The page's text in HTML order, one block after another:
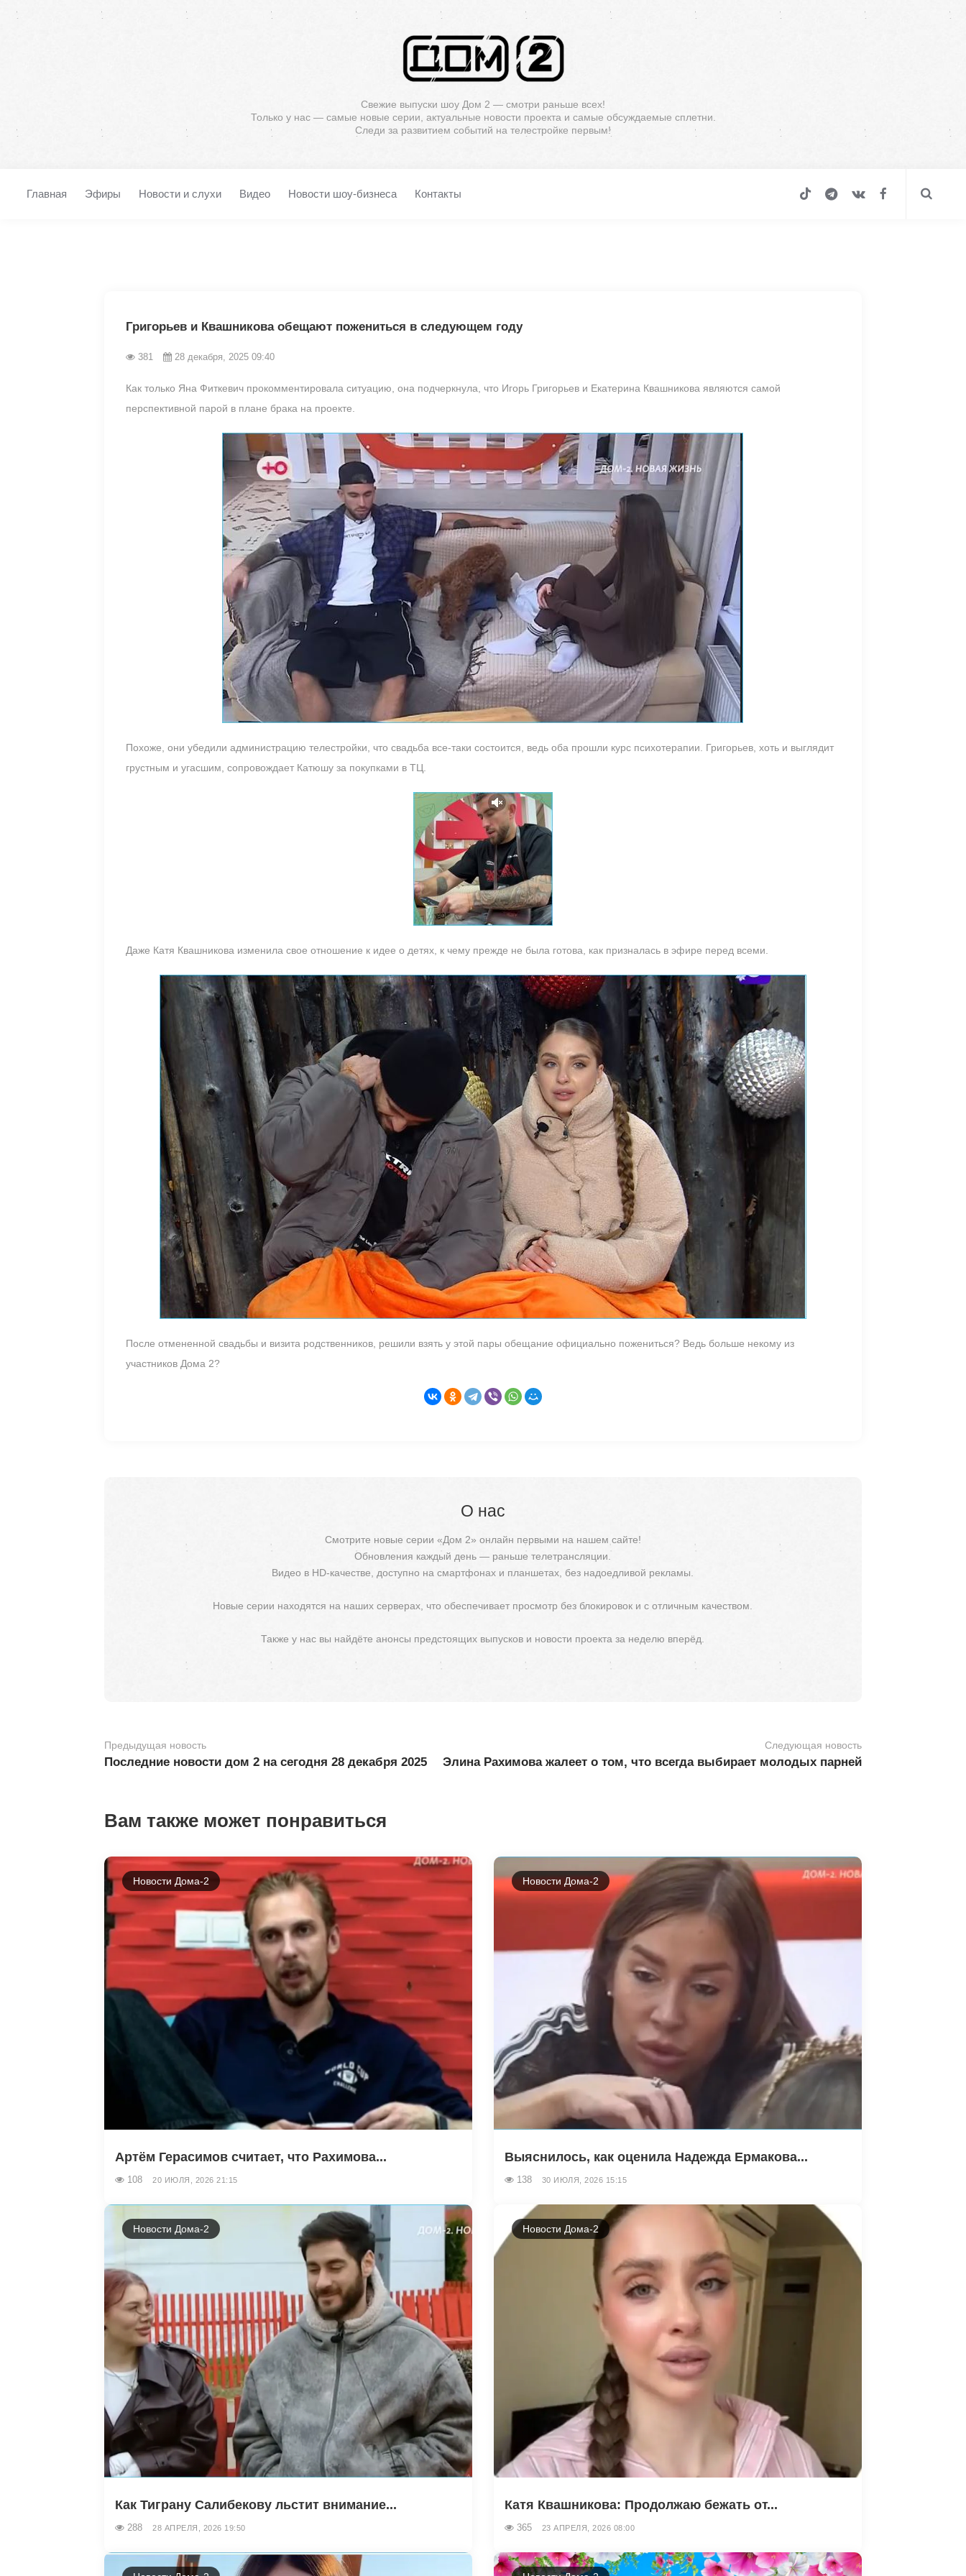
Свежие выпуски шоу Дом 2 — смотри раньше всех!
Только у нас — самые новые серии, актуальные новости проекта и самые обсуждаемые сплетни.
Следи за развитием событий на телестройке первым!
Главная Эфиры Новости и слухи Видео Новости шоу-бизнеса Контакты
Григорьев и Квашникова обещают пожениться в следующем году
381 28 декабря, 2025 09:40
Как только Яна Фиткевич прокомментировала ситуацию, она подчеркнула, что Игорь Григорьев и Екатерина Квашникова являются самой
перспективной парой в плане брака на проекте.
Похоже, они убедили администрацию телестройки, что свадьба все-таки состоится, ведь оба прошли курс психотерапии. Григорьев, хоть и выглядит
грустным и угасшим, сопровождает Катюшу за покупками в ТЦ.
Даже Катя Квашникова изменила свое отношение к идее о детях, к чему прежде не была готова, как призналась в эфире перед всеми.
После отмененной свадьбы и визита родственников, решили взять у этой пары обещание официально пожениться? Ведь больше некому из
участников Дома 2?
О нас
Смотрите новые серии «Дом 2» онлайн первыми на нашем сайте!
Обновления каждый день — раньше телетрансляции.
Видео в HD-качестве, доступно на смартфонах и планшетах, без надоедливой рекламы.
Новые серии находятся на наших серверах, что обеспечивает просмотр без блокировок и с отличным качеством.
Также у нас вы найдёте анонсы предстоящих выпусков и новости проекта за неделю вперёд.
Предыдущая новость
Последние новости дом 2 на сегодня 28 декабря 2025
Следующая новость
Элина Рахимова жалеет о том, что всегда выбирает молодых парней
Вам также может понравиться
Новости Дома-2
Артём Герасимов считает, что Рахимова...
108 20 ИЮЛЯ, 2026 21:15
Новости Дома-2
Выяснилось, как оценила Надежда Ермакова...
138 30 ИЮЛЯ, 2026 15:15
Новости Дома-2
Как Тиграну Салибекову льстит внимание...
288 28 АПРЕЛЯ, 2026 19:50
Новости Дома-2
Катя Квашникова: Продолжаю бежать от...
365 23 АПРЕЛЯ, 2026 08:00